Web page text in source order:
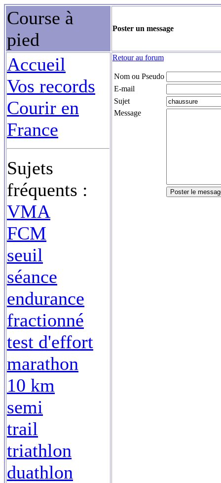
Course à
pied
Poster un message
Accueil
Vos records
Courir en
France
Sujets
fréquents :
VMA
FCM
seuil
séance
endurance
fractionné
test d'effort
marathon
10 km
semi
trail
triathlon
duathlon
Retour au forum
Nom ou Pseudo
E-mail
Sujet
Message